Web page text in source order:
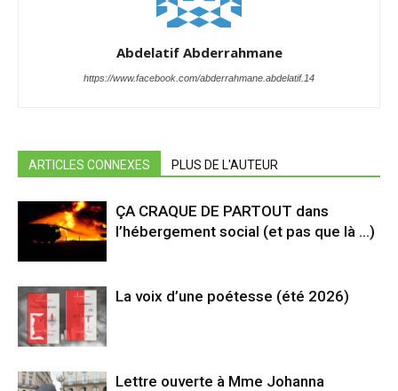
Abdelatif Abderrahmane
https://www.facebook.com/abderrahmane.abdelatif.14
ARTICLES CONNEXES PLUS DE L'AUTEUR
ÇA CRAQUE DE PARTOUT dans
l’hébergement social (et pas que là …)
La voix d’une poétesse (été 2026)
Lettre ouverte à Mme Johanna